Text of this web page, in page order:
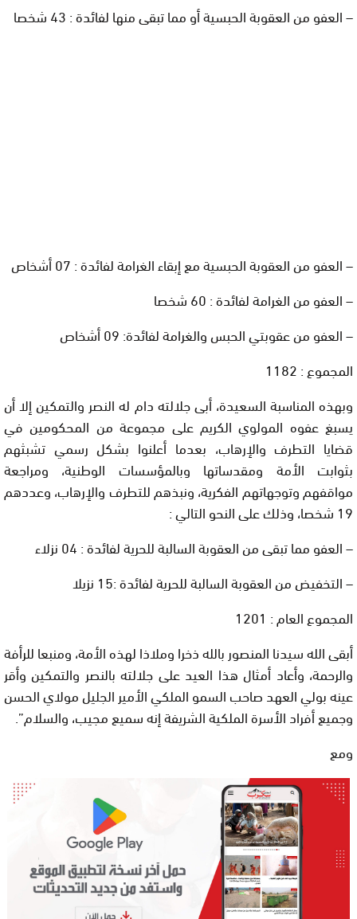
– العفو من العقوبة الحبسية أو مما تبقى منها لفائدة : 43 شخصا
– العفو من العقوبة الحبسية مع إبقاء الغرامة لفائدة : 07 أشخاص
– العفو من الغرامة لفائدة : 60 شخصا
– العفو من عقوبتي الحبس والغرامة لفائدة: 09 أشخاص
المجموع : 1182
وبهذه المناسبة السعيدة، أبى جلالته دام له النصر والتمكين إلا أن
يسبغ عفوه المولوي الكريم على مجموعة من المحكومين في
قضايا التطرف والإرهاب، بعدما أعلنوا بشكل رسمي تشبثهم
بثوابت الأمة ومقدساتها وبالمؤسسات الوطنية، ومراجعة
مواقفهم وتوجهاتهم الفكرية، ونبذهم للتطرف والإرهاب، وعددهم
19 شخصا، وذلك على النحو التالي :
– العفو مما تبقى من العقوبة السالبة للحرية لفائدة : 04 نزلاء
– التخفيض من العقوبة السالبة للحرية لفائدة :15 نزيلا
المجموع العام : 1201
أبقى الله سيدنا المنصور بالله ذخرا وملاذا لهذه الأمة، ومنبعا للرأفة
والرحمة، وأعاد أمثال هذا العيد على جلالته بالنصر والتمكين وأقر
عينه بولي العهد صاحب السمو الملكي الأمير الجليل مولاي الحسن
وجميع أفراد الأسرة الملكية الشريفة إنه سميع مجيب، والسلام”.
ومع